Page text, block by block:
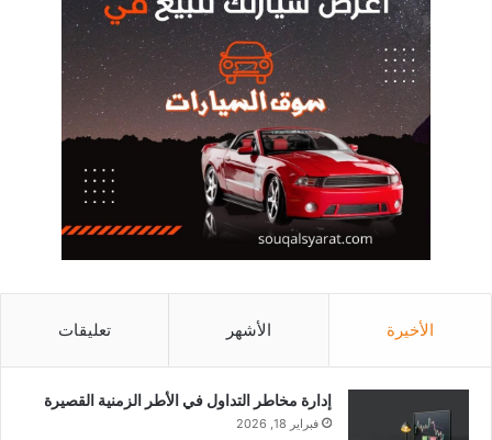
الأخيرة الأشهر تعليقات
إدارة مخاطر التداول في الأطر الزمنية القصيرة
فبراير 18, 2026